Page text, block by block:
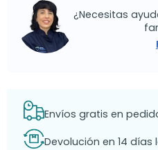
¿Necesitas
Envíos gratis en
Devolución en 14 días